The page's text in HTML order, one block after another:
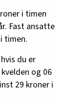
i timen
Fast ansatte
timen.
du er
og 06
29 kroner i